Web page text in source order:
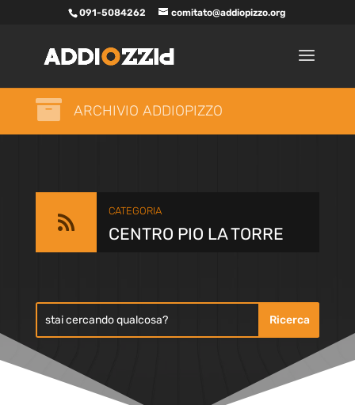
091-5084262 comitato@addiopizzo.org
 ARCHIVIO ADDIOPIZZO

CATEGORIA
CENTRO PIO LA TORRE